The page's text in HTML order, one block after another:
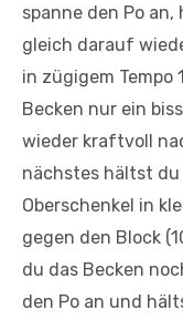
spanne den Po an,
gleich darauf
in zügigem Tempo
Becken nur ein
wieder kraftvoll
nächstes hältst du
Oberschenkel in
gegen den Block
du das Becken
den Po an und